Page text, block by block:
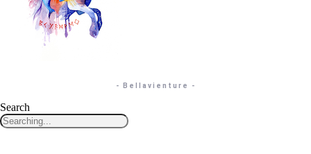
- Bellavienture -
Search